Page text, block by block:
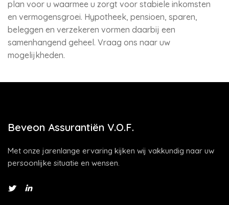
plan voor u waarmee u zorgt voor stabiele inkomsten
en vermogensgroei. Hypotheek, pensioen, sparen,
beleggen en verzekeren vormen daarbij een
samenhangend geheel. Vraag ons naar uw
mogelijkheden.
Beveon Assurantiën V.O.F.
Met onze jarenlange ervaring kijken wij vakkundig naar uw
persoonlijke situatie en wensen.